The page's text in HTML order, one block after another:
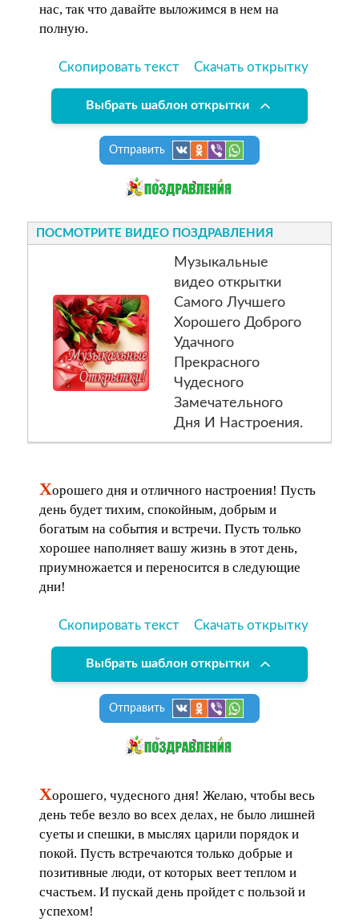
нас, так что давайте выложимся в нем на
полную.
Скопировать текст Скачать открытку
Выбрать шаблон открытки
Отправить
ПОСМОТРИТЕ ВИДЕО ПОЗДРАВЛЕНИЯ
Музыкальные
видео открытки
Самого Лучшего
Хорошего Доброго
Удачного
Прекрасного
Чудесного
Замечательного
Дня И Настроения.
Хорошего дня и отличного настроения! Пусть
день будет тихим, спокойным, добрым и
богатым на события и встречи. Пусть только
хорошее наполняет вашу жизнь в этот день,
приумножается и переносится в следующие
дни!
Скопировать текст Скачать открытку
Выбрать шаблон открытки
Отправить
Хорошего, чудесного дня! Желаю, чтобы весь
день тебе везло во всех делах, не было лишней
суеты и спешки, в мыслях царили порядок и
покой. Пусть встречаются только добрые и
позитивные люди, от которых веет теплом и
счастьем. И пускай день пройдет с пользой и
успехом!